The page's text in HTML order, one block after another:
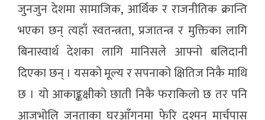
जुनजुन देशमा सामाजिक, आर्थिक र राजनीतिक क्रान्ति
भएका छन् त्यहाँ स्वतन्त्रता, प्रजातन्त्र र मुक्तिका लागि
बिनास्वार्थ देशका लागि मानिसले आफ्नो बलिदानी
दिएका छन् । यसको मूल्य र सपनाको क्षितिज निकै माथि
छ । यो आकाङ्कक्षीको छाती निकै फराकिलो छ तर पनि
आजभोलि जनताका घरआँगनमा फेरि दुश्मन मार्चपास